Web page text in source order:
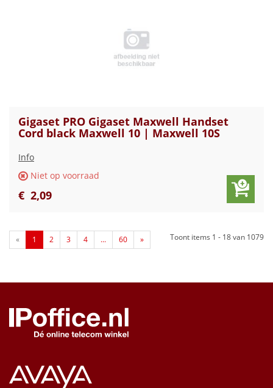
Gigaset PRO Gigaset Maxwell Handset
Cord black Maxwell 10 | Maxwell 10S
Info
Niet op voorraad
€ 2,09
Toont items 1 - 18van 1079
« 1 2 3 4 ... 60 »